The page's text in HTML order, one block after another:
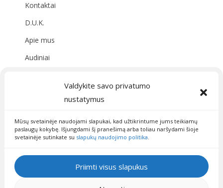
Valdykite savo privatumo
nustatymus
Mūsų svetainėje naudojami slapukai, kad užtikrintume jums teikiamų
paslaugų kokybę. Išjungdami šį pranešimą arba toliau naršydami šioje
svetainėje sutinkate su slapukų naudojimo politika.
Priimti visus slapukus
Susisiekite su mumis
09:00 - 19:00
info@fainisiuliukai.lt
Kontaktai
D.U.K.
Apie mus
Audiniai